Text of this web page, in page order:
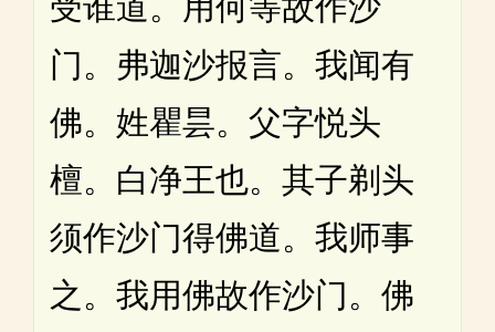
门。弗迦沙报言。我闻有
佛。姓瞿昙。父字悦头
檀。白净王也。其子剃头
须作沙门得佛道。我师事
之。我用佛故作沙门。佛